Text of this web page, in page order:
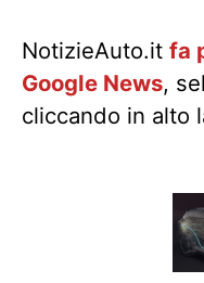
NotizieAuto.it fa
Google News,
cliccando in alto